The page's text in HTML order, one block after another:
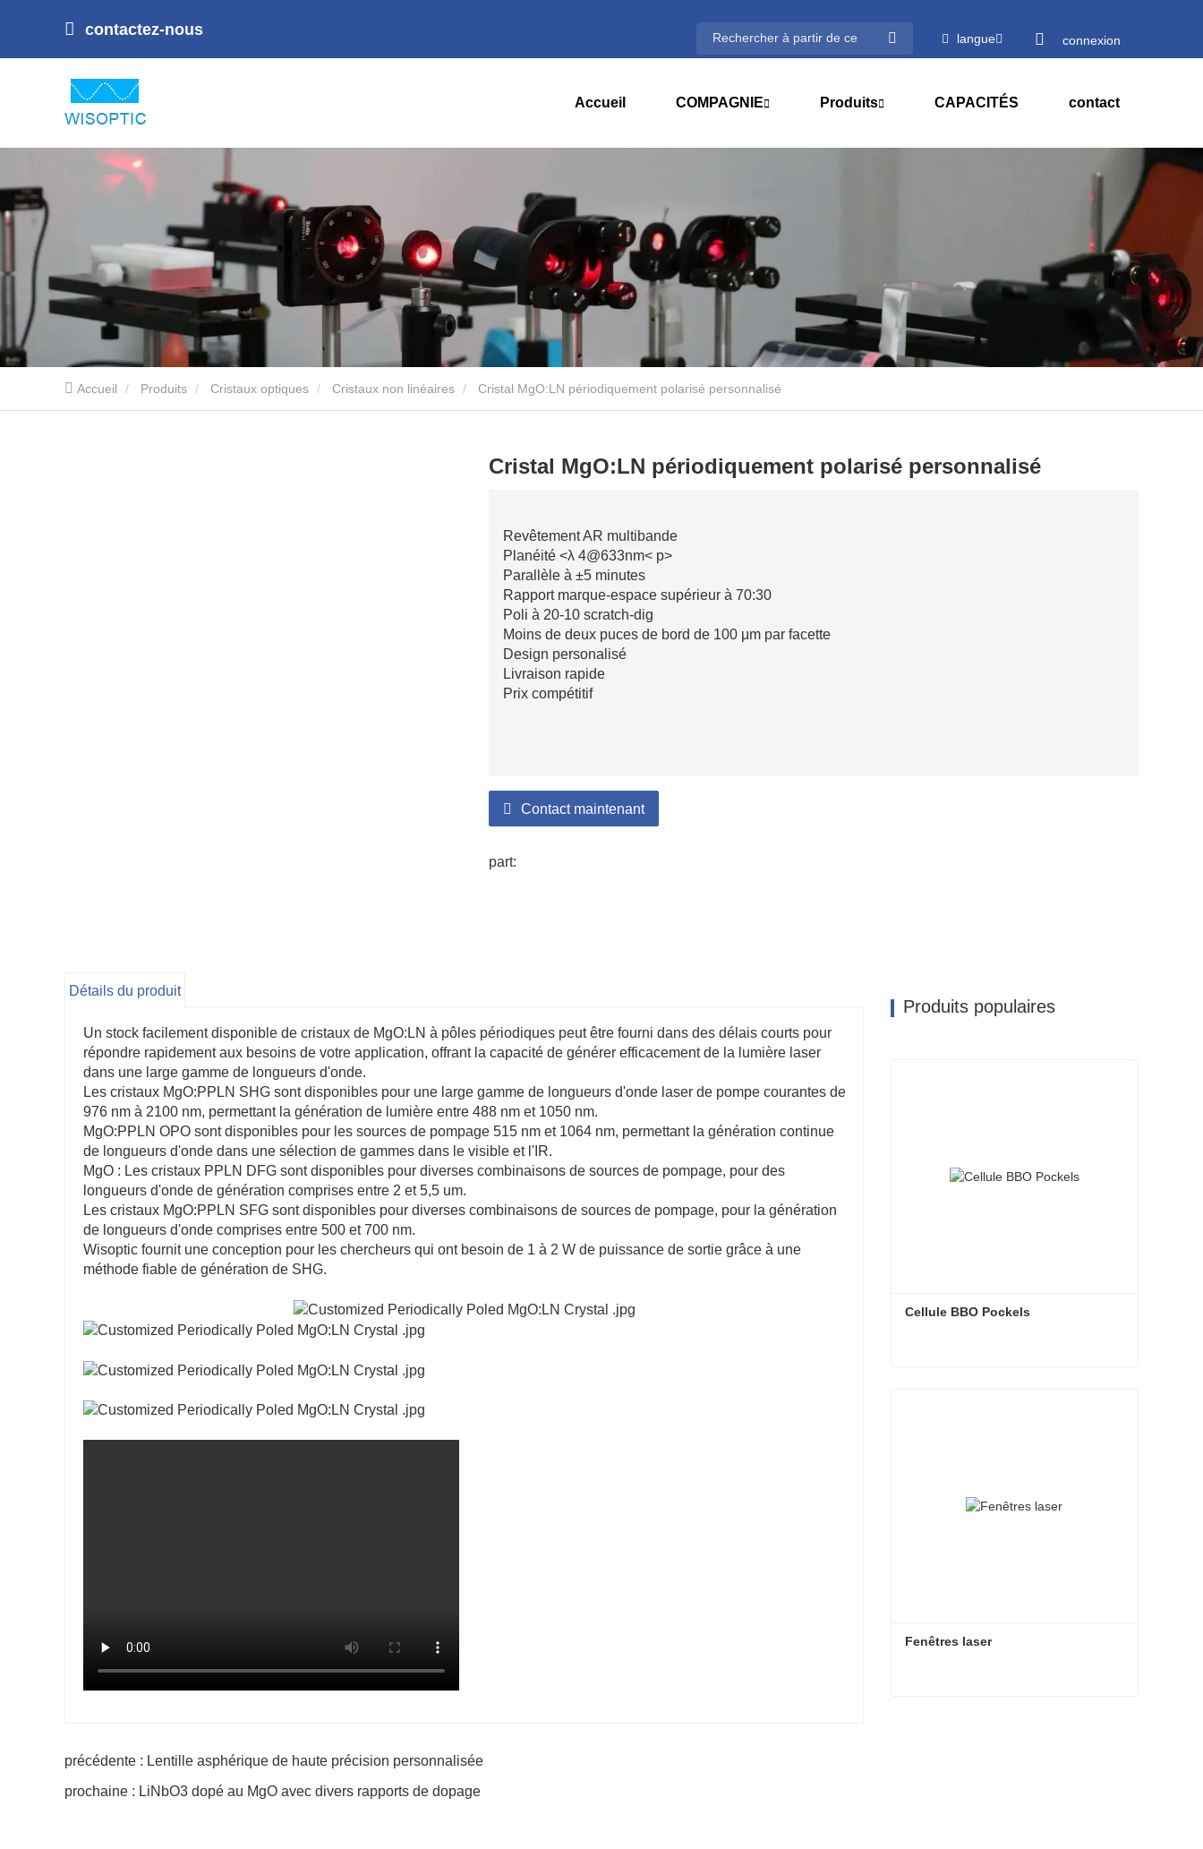
contactez-nous
langue connexion
Accueil COMPAGNIE Produits CAPACITÉS contact
Accueil Produits Cristaux optiques Cristaux non linéaires Cristal MgO:LN périodiquement polarisé personnalisé
Cristal MgO:LN périodiquement polarisé personnalisé
Revêtement AR multibande
Planéité <λ 4@633nm< p>
Parallèle à ±5 minutes
Rapport marque-espace supérieur à 70:30
Poli à 20-10 scratch-dig
Moins de deux puces de bord de 100 μm par facette
Design personalisé
Livraison rapide
Prix ​​compétitif
Contact maintenant
part:
Détails du produit
Un stock facilement disponible de cristaux de MgO:LN à pôles périodiques peut être fourni dans des délais courts pour
répondre rapidement aux besoins de votre application, offrant la capacité de générer efficacement de la lumière laser
dans une large gamme de longueurs d'onde.
Les cristaux MgO:PPLN SHG sont disponibles pour une large gamme de longueurs d'onde laser de pompe courantes de
976 nm à 2100 nm, permettant la génération de lumière entre 488 nm et 1050 nm.
MgO:PPLN OPO sont disponibles pour les sources de pompage 515 nm et 1064 nm, permettant la génération continue
de longueurs d'onde dans une sélection de gammes dans le visible et l'IR.
MgO : Les cristaux PPLN DFG sont disponibles pour diverses combinaisons de sources de pompage, pour des
longueurs d'onde de génération comprises entre 2 et 5,5 um.
Les cristaux MgO:PPLN SFG sont disponibles pour diverses combinaisons de sources de pompage, pour la génération
de longueurs d'onde comprises entre 500 et 700 nm.
Wisoptic fournit une conception pour les chercheurs qui ont besoin de 1 à 2 W de puissance de sortie grâce à une
méthode fiable de génération de SHG.
précédente : Lentille asphérique de haute précision personnalisée
prochaine : LiNbO3 dopé au MgO avec divers rapports de dopage
Produits populaires
Cellule BBO Pockels
Fenêtres laser